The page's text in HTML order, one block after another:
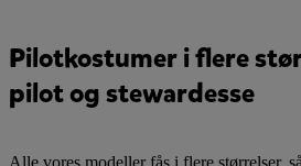
Pilotkostumer i flere
pilot og stewardesse
Alle vores modeller fås i flere størrelser,